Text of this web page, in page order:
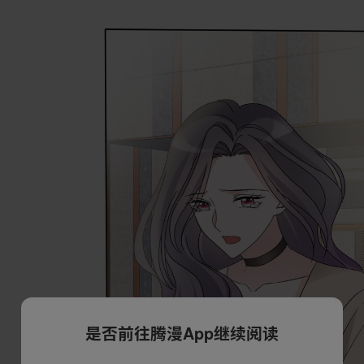
是否前往腾漫App继续阅读